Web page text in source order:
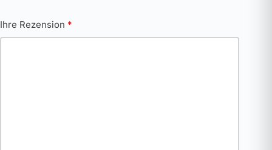
Ihre Rezension *